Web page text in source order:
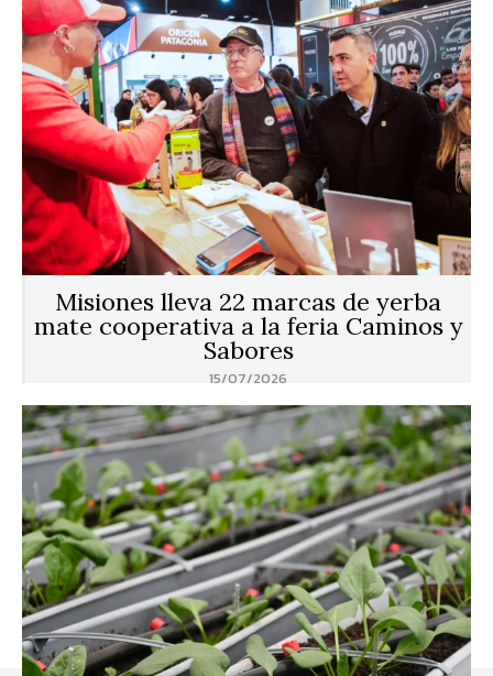
Misiones lleva 22 marcas de yerba
mate cooperativa a la feria Caminos y
Sabores
15/07/2026